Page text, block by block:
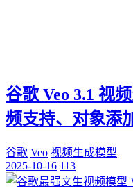
谷歌 Veo 3.1 视
频支持、对象添
谷歌 Veo 视频生成模型
2025-10-16 113